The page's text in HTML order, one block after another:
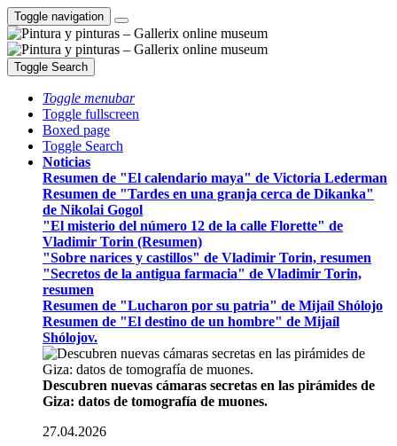
Toggle navigation
Toggle Search
Toggle menubar
Toggle fullscreen
Boxed page
Toggle Search
Noticias
Resumen de "El calendario maya" de Victoria Lederman
Resumen de "Tardes en una granja cerca de Dikanka"
de Nikolai Gogol
"El misterio del número 12 de la calle Florette" de
Vladimir Torin (Resumen)
"Sobre narices y castillos" de Vladimir Torin, resumen
"Secretos de la antigua farmacia" de Vladimir Torin,
resumen
Resumen de "Lucharon por su patria" de Mijaíl Shólojo
Resumen de "El destino de un hombre" de Mijaíl
Shólojov.
Descubren nuevas cámaras secretas en las pirámides de
Giza: datos de tomografía de muones.
27.04.2026